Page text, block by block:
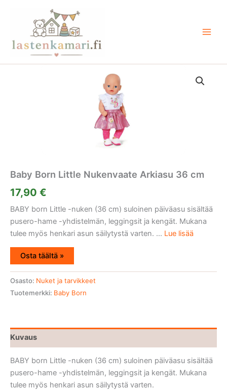
Baby Born Little Nukenvaate Arkiasu 36 cm
17,90 €
BABY born Little -nuken (36 cm) suloinen päiväasu sisältää
pusero-hame -yhdistelmän, leggingsit ja kengät. Mukana
tulee myös henkari asun säilytystä varten. ... Lue lisää
Osta täältä »
Osasto: Nuket ja tarvikkeet
Tuotemerkki: Baby Born
Kuvaus
BABY born Little -nuken (36 cm) suloinen päiväasu sisältää
pusero-hame -yhdistelmän, leggingsit ja kengät. Mukana
tulee myös henkari asun säilytystä varten.